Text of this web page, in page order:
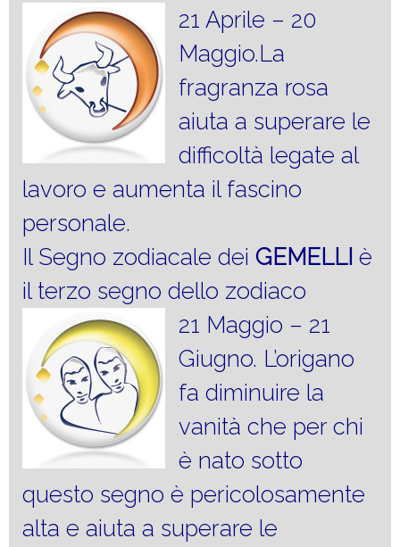
21 Aprile – 20
Maggio.La
fragranza rosa
aiuta a superare le
difficoltà legate al
lavoro e aumenta il fascino
personale.
Il Segno zodiacale dei GEMELLI è
il terzo segno dello zodiaco
21 Maggio – 21
Giugno. L’origano
fa diminuire la
vanità che per chi
è nato sotto
questo segno è pericolosamente
alta e aiuta a superare le